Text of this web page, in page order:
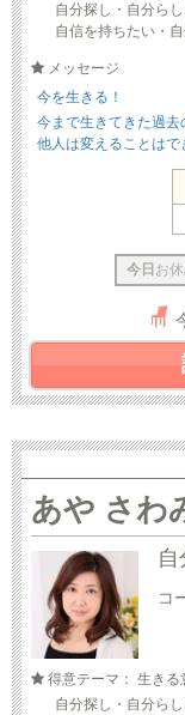
自分探し・自分ら
自信を持ちたい・
メッセージ
今を生きる！
今まで生きてきた過
他人は変えることはで
今日 お
あや さわ
コ
得意テーマ： 生きる
自分探し・自分ら